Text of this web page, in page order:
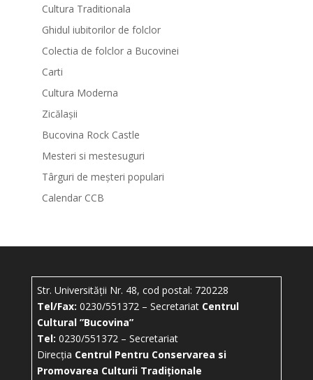
Cultura Traditionala
Ghidul iubitorilor de folclor
Colectia de folclor a Bucovinei
Carti
Cultura Moderna
Zicălașii
Bucovina Rock Castle
Mesteri si mestesuguri
Târguri de meșteri populari
Calendar CCB
Str. Universității Nr. 48, cod postal: 720228
Tel/Fax: 0230/551372 – Secretariat Centrul
Cultural ”Bucovina”
Tel: 0230/551372 – Secretariat
Direcția Centrul Pentru Conservarea si
Promovarea Culturii Tradiționale